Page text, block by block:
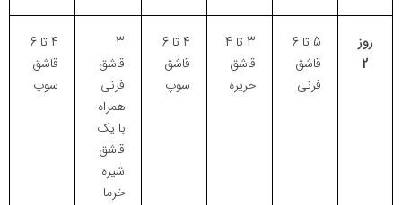
روز
2
5 تا 6
قاشق
فرنی
3 تا 4
قاشق
حریره
4 تا 6
قاشق
سوپ
3
قاشق
فرنی
همراه
با یک
قاشق
شیره
خرما
4 تا 6
قاشق
سوپ